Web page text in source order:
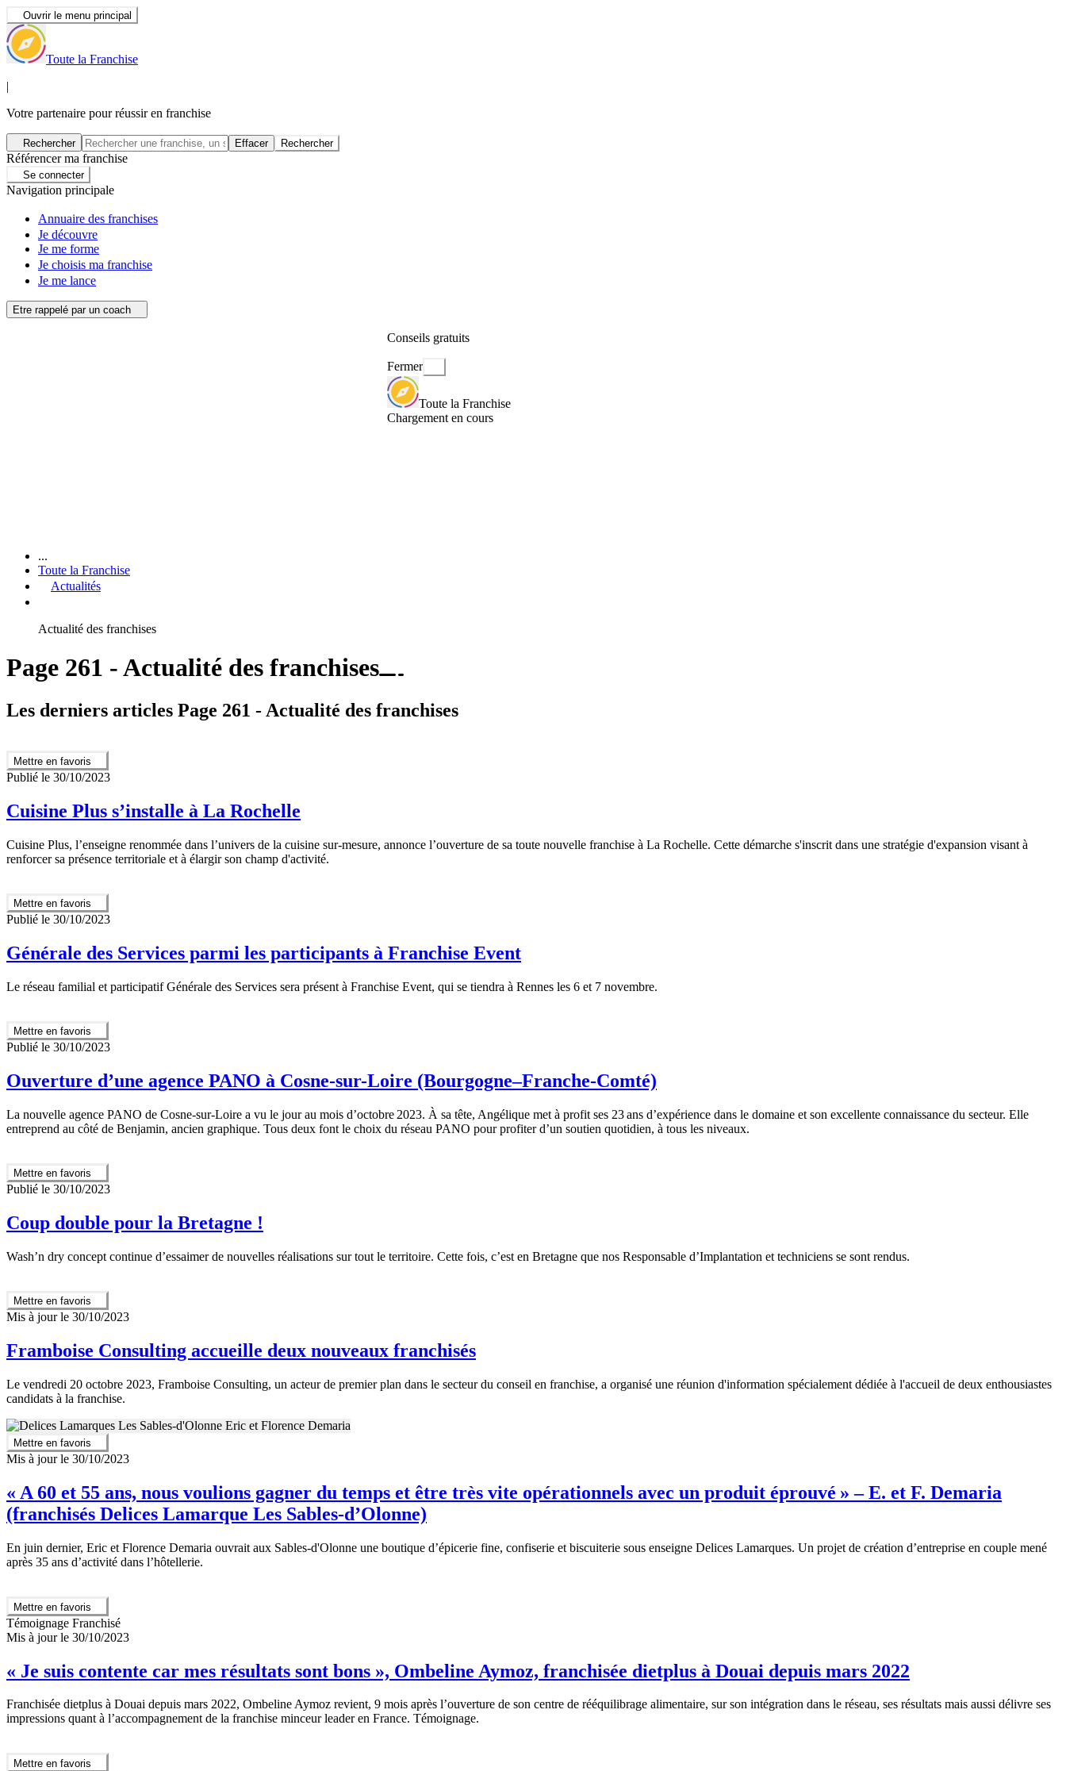
Ouvrir le menu principal
Toute la Franchise
|
Votre partenaire pour réussir en franchise
Rechercher Effacer Rechercher
Référencer ma franchise
Se connecter
Navigation principale
Annuaire des franchises
Je découvre
Je me forme
Je choisis ma franchise
Je me lance
Etre rappelé par un coach
Conseils gratuits
Fermer
Toute la Franchise
Chargement en cours
...
Toute la Franchise
Actualités
Actualité des franchises
Page 261 - Actualité des franchises
Les derniers articles Page 261 - Actualité des franchises
Mettre en favoris
Publié le 30/10/2023
Cuisine Plus s’installe à La Rochelle
Cuisine Plus, l’enseigne renommée dans l’univers de la cuisine sur-mesure, annonce l’ouverture de sa toute nouvelle franchise à La Rochelle. Cette démarche s'inscrit dans une stratégie d'expansion visant à
renforcer sa présence territoriale et à élargir son champ d'activité.
Mettre en favoris
Publié le 30/10/2023
Générale des Services parmi les participants à Franchise Event
Le réseau familial et participatif Générale des Services sera présent à Franchise Event, qui se tiendra à Rennes les 6 et 7 novembre.
Mettre en favoris
Publié le 30/10/2023
Ouverture d’une agence PANO à Cosne-sur-Loire (Bourgogne–Franche-Comté)
La nouvelle agence PANO de Cosne-sur-Loire a vu le jour au mois d’octobre 2023. À sa tête, Angélique met à profit ses 23 ans d’expérience dans le domaine et son excellente connaissance du secteur. Elle
entreprend au côté de Benjamin, ancien graphique. Tous deux font le choix du réseau PANO pour profiter d’un soutien quotidien, à tous les niveaux.
Mettre en favoris
Publié le 30/10/2023
Coup double pour la Bretagne !
Wash’n dry concept continue d’essaimer de nouvelles réalisations sur tout le territoire. Cette fois, c’est en Bretagne que nos Responsable d’Implantation et techniciens se sont rendus.
Mettre en favoris
Mis à jour le 30/10/2023
Framboise Consulting accueille deux nouveaux franchisés
Le vendredi 20 octobre 2023, Framboise Consulting, un acteur de premier plan dans le secteur du conseil en franchise, a organisé une réunion d'information spécialement dédiée à l'accueil de deux enthousiastes
candidats à la franchise.
Mettre en favoris
Mis à jour le 30/10/2023
« A 60 et 55 ans, nous voulions gagner du temps et être très vite opérationnels avec un produit éprouvé » – E. et F. Demaria
(franchisés Delices Lamarque Les Sables-d’Olonne)
En juin dernier, Eric et Florence Demaria ouvrait aux Sables-d'Olonne une boutique d’épicerie fine, confiserie et biscuiterie sous enseigne Delices Lamarques. Un projet de création d’entreprise en couple mené
après 35 ans d’activité dans l’hôtellerie.
Mettre en favoris
Témoignage Franchisé
Mis à jour le 30/10/2023
« Je suis contente car mes résultats sont bons », Ombeline Aymoz, franchisée dietplus à Douai depuis mars 2022
Franchisée dietplus à Douai depuis mars 2022, Ombeline Aymoz revient, 9 mois après l’ouverture de son centre de rééquilibrage alimentaire, sur son intégration dans le réseau, ses résultats mais aussi délivre ses
impressions quant à l’accompagnement de la franchise minceur leader en France. Témoignage.
Mettre en favoris